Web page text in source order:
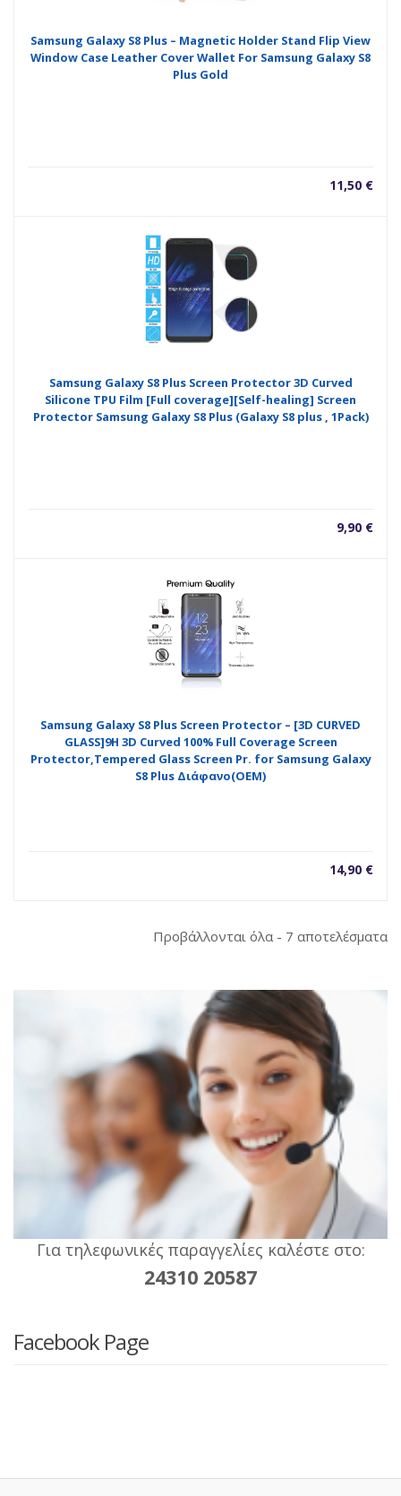
Samsung Galaxy S8 Plus – Magnetic Holder Stand Flip View
Window Case Leather Cover Wallet For Samsung Galaxy S8
Plus Gold
11,50 €
Samsung Galaxy S8 Plus Screen Protector 3D Curved
Silicone TPU Film [Full coverage][Self-healing] Screen
Protector Samsung Galaxy S8 Plus (Galaxy S8 plus , 1Pack)
9,90 €
Samsung Galaxy S8 Plus Screen Protector – [3D CURVED
GLASS]9H 3D Curved 100% Full Coverage Screen
Protector,Tempered Glass Screen Pr. for Samsung Galaxy
S8 Plus Διάφανο(OEM)
14,90 €
Προβάλλονται όλα - 7 αποτελέσματα
Για τηλεφωνικές παραγγελίες καλέστε στο:
24310 20587
Facebook Page